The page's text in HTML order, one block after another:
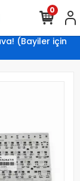
(Bayiler için
0